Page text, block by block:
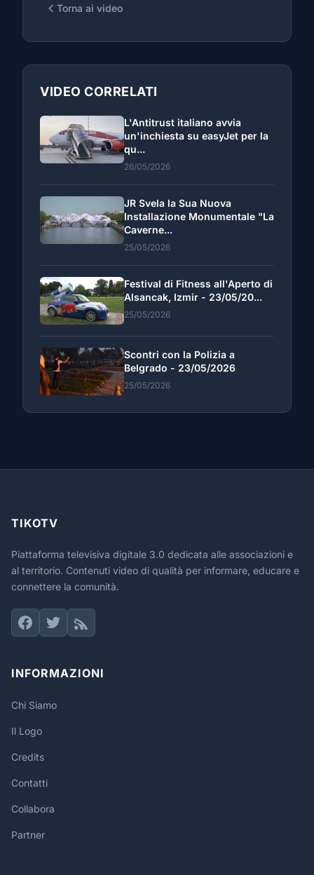
Torna ai video
VIDEO CORRELATI
L'Antitrust italiano avvia
un'inchiesta su easyJet per la
qu...
26/05/2026
JR Svela la Sua Nuova
Installazione Monumentale "La
Caverne...
25/05/2026
Festival di Fitness all'Aperto di
Alsancak, Izmir - 23/05/20...
25/05/2026
Scontri con la Polizia a
Belgrado - 23/05/2026
25/05/2026
TIKOTV
Piattaforma televisiva digitale 3.0 dedicata alle associazioni e
al territorio. Contenuti video di qualità per informare, educare e
connettere la comunità.
INFORMAZIONI
Chi Siamo
Il Logo
Credits
Contatti
Collabora
Partner